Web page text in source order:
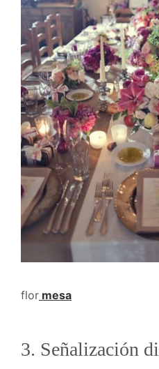
flor mesa
3. Señalización